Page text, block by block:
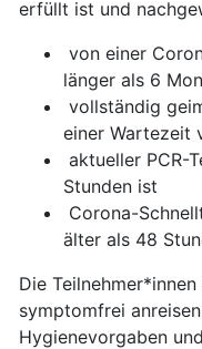
erfüllt ist und
von einer
länger als 6
vollständig
einer Wartezeit
aktueller PCR-
Stunden ist
Corona-
älter als 48
Die
symptomfrei
Hygienevorgaben